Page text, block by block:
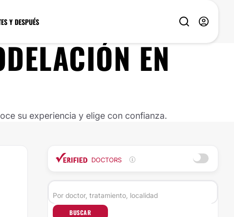
Y DESPUÉS
EN
su experiencia y elige con confianza.
DOCTORS
BUSCAR